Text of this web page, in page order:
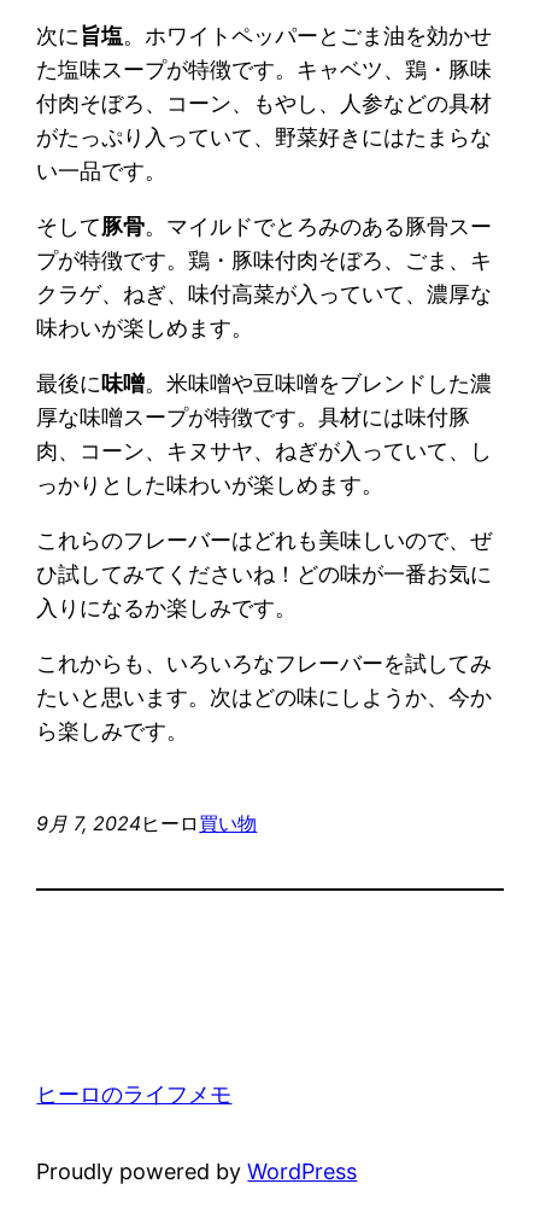
次に旨塩。ホワイトペッパーとごま油を効かせ
た塩味スープが特徴です。キャベツ、鶏・豚味
付肉そぼろ、コーン、もやし、人参などの具材
がたっぷり入っていて、野菜好きにはたまらな
い一品です。
そして豚骨。マイルドでとろみのある豚骨スー
プが特徴です。鶏・豚味付肉そぼろ、ごま、キ
クラゲ、ねぎ、味付高菜が入っていて、濃厚な
味わいが楽しめます。
最後に味噌。米味噌や豆味噌をブレンドした濃
厚な味噌スープが特徴です。具材には味付豚
肉、コーン、キヌサヤ、ねぎが入っていて、し
っかりとした味わいが楽しめます。
これらのフレーバーはどれも美味しいので、ぜ
ひ試してみてくださいね！どの味が一番お気に
入りになるか楽しみです。
これからも、いろいろなフレーバーを試してみ
たいと思います。次はどの味にしようか、今か
ら楽しみです。
9月 7, 2024ヒーロ 買い物
ヒーロのライフメモ
Proudly powered byWordPress